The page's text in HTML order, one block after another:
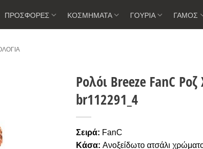
ΠΡΟΣΦΟΡΕΣ ΚΟΣΜΗΜΑΤΑ ΓΟΥΡΙΑ ΓΑΜΟΣ
Ρολόι Breeze FanC
br112291_4
Σειρά: FanC
Κάσα: Ανοξείδωτο ατσάλι